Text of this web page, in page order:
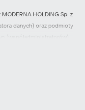
HOLDING Sp. z
danych) oraz podmioty
tj.
przez spółki
dnia 18 lipca 2002 r. o